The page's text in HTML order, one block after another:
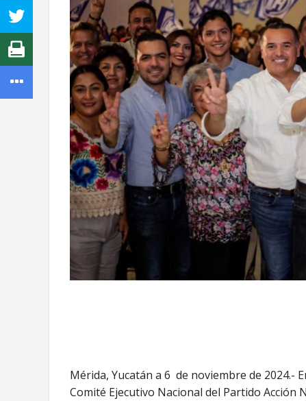
Mérida, Yucatán a 6 de noviembre de 2024.-
Comité Ejecutivo Nacional del Partido Acción